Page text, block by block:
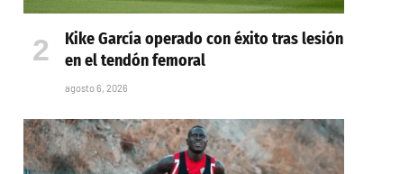
Kike García operado con éxito tras lesión
en el tendón femoral
agosto 6, 2026